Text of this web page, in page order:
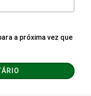
a próxima vez que